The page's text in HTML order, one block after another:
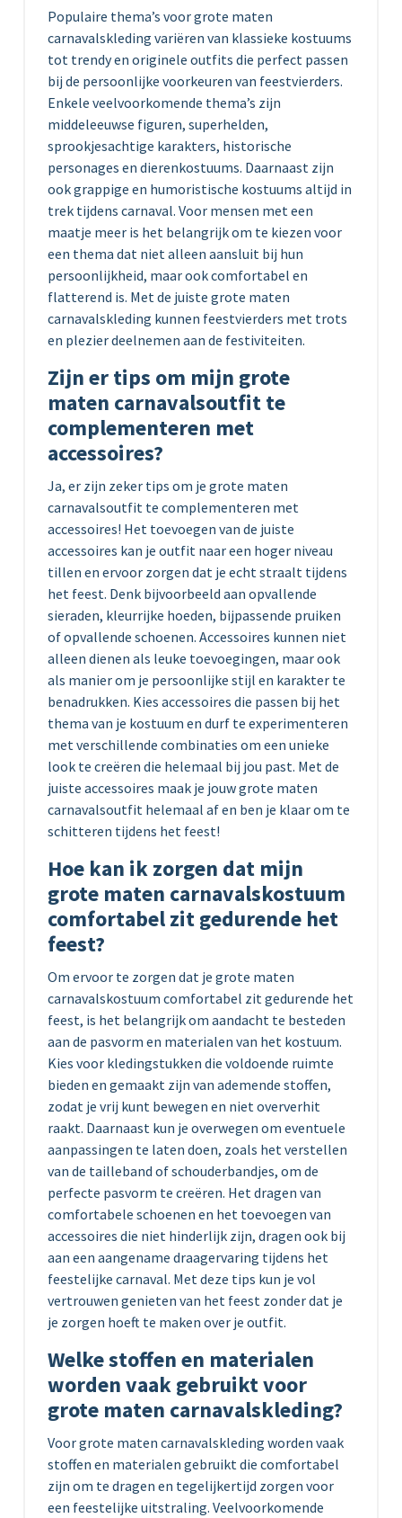
Populaire thema’s voor grote maten
carnavalskleding variëren van klassieke kostuums
tot trendy en originele outfits die perfect passen
bij de persoonlijke voorkeuren van feestvierders.
Enkele veelvoorkomende thema’s zijn
middeleeuwse figuren, superhelden,
sprookjesachtige karakters, historische
personages en dierenkostuums. Daarnaast zijn
ook grappige en humoristische kostuums altijd in
trek tijdens carnaval. Voor mensen met een
maatje meer is het belangrijk om te kiezen voor
een thema dat niet alleen aansluit bij hun
persoonlijkheid, maar ook comfortabel en
flatterend is. Met de juiste grote maten
carnavalskleding kunnen feestvierders met trots
en plezier deelnemen aan de festiviteiten.
Zijn er tips om mijn grote
maten carnavalsoutfit te
complementeren met
accessoires?
Ja, er zijn zeker tips om je grote maten
carnavalsoutfit te complementeren met
accessoires! Het toevoegen van de juiste
accessoires kan je outfit naar een hoger niveau
tillen en ervoor zorgen dat je echt straalt tijdens
het feest. Denk bijvoorbeeld aan opvallende
sieraden, kleurrijke hoeden, bijpassende pruiken
of opvallende schoenen. Accessoires kunnen niet
alleen dienen als leuke toevoegingen, maar ook
als manier om je persoonlijke stijl en karakter te
benadrukken. Kies accessoires die passen bij het
thema van je kostuum en durf te experimenteren
met verschillende combinaties om een unieke
look te creëren die helemaal bij jou past. Met de
juiste accessoires maak je jouw grote maten
carnavalsoutfit helemaal af en ben je klaar om te
schitteren tijdens het feest!
Hoe kan ik zorgen dat mijn
grote maten carnavalskostuum
comfortabel zit gedurende het
feest?
Om ervoor te zorgen dat je grote maten
carnavalskostuum comfortabel zit gedurende het
feest, is het belangrijk om aandacht te besteden
aan de pasvorm en materialen van het kostuum.
Kies voor kledingstukken die voldoende ruimte
bieden en gemaakt zijn van ademende stoffen,
zodat je vrij kunt bewegen en niet oververhit
raakt. Daarnaast kun je overwegen om eventuele
aanpassingen te laten doen, zoals het verstellen
van de tailleband of schouderbandjes, om de
perfecte pasvorm te creëren. Het dragen van
comfortabele schoenen en het toevoegen van
accessoires die niet hinderlijk zijn, dragen ook bij
aan een aangename draagervaring tijdens het
feestelijke carnaval. Met deze tips kun je vol
vertrouwen genieten van het feest zonder dat je
je zorgen hoeft te maken over je outfit.
Welke stoffen en materialen
worden vaak gebruikt voor
grote maten carnavalskleding?
Voor grote maten carnavalskleding worden vaak
stoffen en materialen gebruikt die comfortabel
zijn om te dragen en tegelijkertijd zorgen voor
een feestelijke uitstraling. Veelvoorkomende